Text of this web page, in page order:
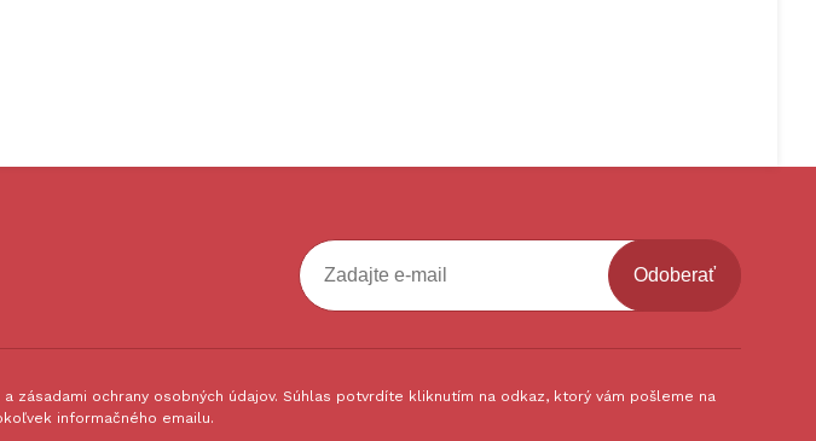
Odoberať
ochrany osobných údajov. Súhlas potvrdíte kliknutím na odkaz, ktorý vám pošleme na
informačného emailu.